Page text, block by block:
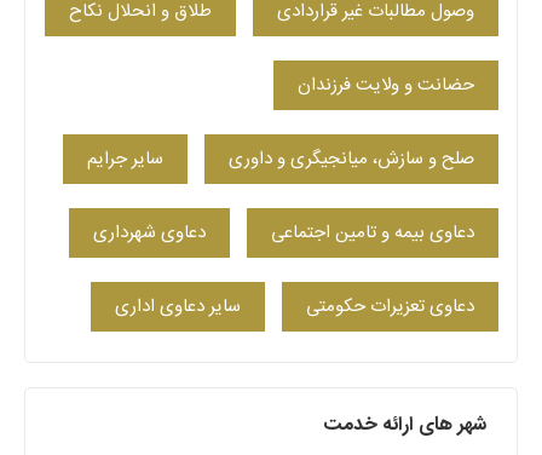
وصول مطالبات غیر قراردادی طلاق و انحلال نکاح
حضانت و ولایت فرزندان
صلح و سازش، میانجیگری و داوری سایر جرایم
دعاوی بیمه و تامین اجتماعی دعاوی شهرداری
دعاوی تعزیرات حکومتی سایر دعاوی اداری
شهر های ارائه خدمت